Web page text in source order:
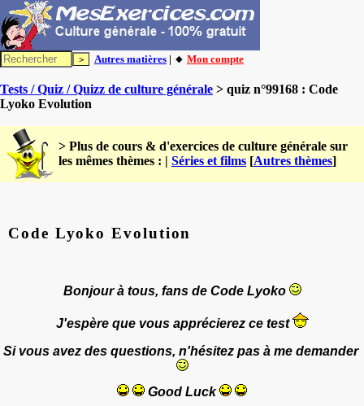
Autres matières | 🔸 Mon compte
Tests / Quiz / Quizz de culture générale > quiz n°99168 : Code
Lyoko Evolution
> Plus de cours & d'exercices de culture générale sur
les mêmes thèmes : | Séries et films [Autres thèmes]
Code Lyoko Evolution
Bonjour à tous, fans de Code Lyoko
J'espère que vous apprécierez ce test
Si vous avez des questions, n'hésitez pas à me demander
Good Luck